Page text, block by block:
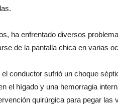
ha enfrentado diversos
de la pantalla chica en varias
conductor sufrió un choque
el hígado y una hemorragia
quirúrgica para pegar